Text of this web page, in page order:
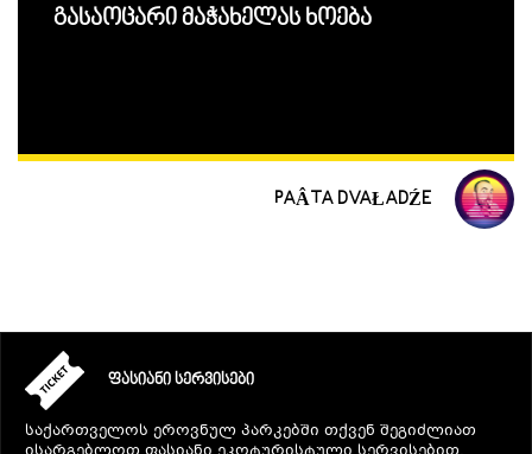
გასაოცარი მაჭახელას ხოება
PAÂTA DVAŁADŹE
ᲤᲐᲡᲘᲐᲜᲘ ᲡᲔᲠᲕᲘᲡᲔᲑᲘ
საქართველოს ეროვნულ პარკებში თქვენ შეგიძლიათ